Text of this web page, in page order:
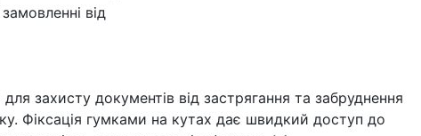
від
захисту документів від застрягання та забруднення
Фіксація гумками на кутах дає швидкий доступ до